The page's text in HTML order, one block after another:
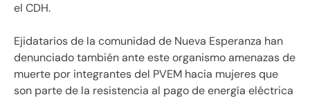
el CDH.
Ejidatarios de la comunidad de Nueva Esperanza han
denunciado también ante este organismo amenazas de
muerte por integrantes del PVEM hacia mujeres que
son parte de la resistencia al pago de energía eléctrica